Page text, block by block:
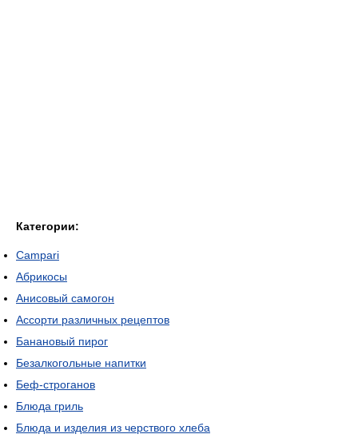
Категории:
Campari
Абрикосы
Анисовый самогон
Ассорти различных рецептов
Банановый пирог
Безалкогольные напитки
Беф-строганов
Блюда гриль
Блюда и изделия из черствого хлеба